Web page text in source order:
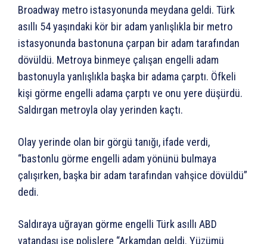
Broadway metro istasyonunda meydana geldi. Türk
asıllı 54 yaşındaki kör bir adam yanlışlıkla bir metro
istasyonunda bastonuna çarpan bir adam tarafından
dövüldü. Metroya binmeye çalışan engelli adam
bastonuyla yanlışlıkla başka bir adama çarptı. Öfkeli
kişi görme engelli adama çarptı ve onu yere düşürdü.
Saldırgan metroyla olay yerinden kaçtı.
Olay yerinde olan bir görgü tanığı, ifade verdi,
“bastonlu görme engelli adam yönünü bulmaya
çalışırken, başka bir adam tarafından vahşice dövüldü”
dedi.
Saldıraya uğrayan görme engelli Türk asıllı ABD
vatandaşı ise polislere “Arkamdan geldi. Yüzümü